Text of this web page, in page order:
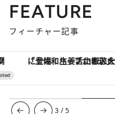
FEATURE
フィーチャー記事
「土佐和ハーブかき氷」がOMO7高知に登場！
3 / 5